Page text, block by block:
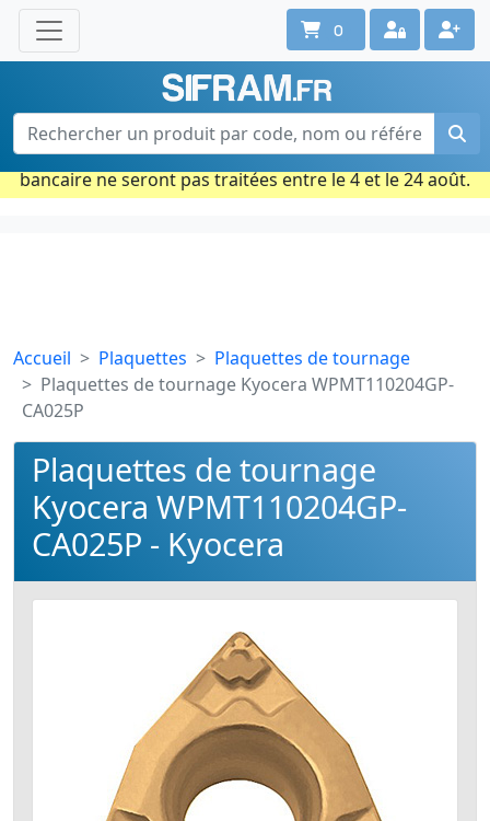
Une question ? Un conseil ?
Contactez-nous au 02 40 92 17 71
Ouvert du lun. au vend. de 08h à 18h
Période estivale : Les commandes prises par carte
bancaire ne seront pas traitées entre le 4 et le 24 août.
0
Accueil Plaquettes
Plaquettes de tournage
Plaquettes de tournage Kyocera WPMT110204GP-
CA025P
Plaquettes de tournage
Kyocera WPMT110204GP-
CA025P - Kyocera